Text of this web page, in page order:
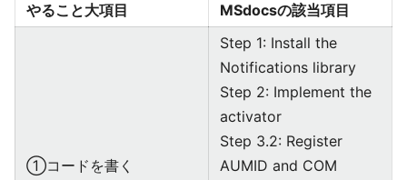
やること大項目 MSdocsの該当項目
①コードを書く
Step 1: Install the
Notifications library
Step 2: Implement the
activator
Step 3.2: Register
AUMID and COM